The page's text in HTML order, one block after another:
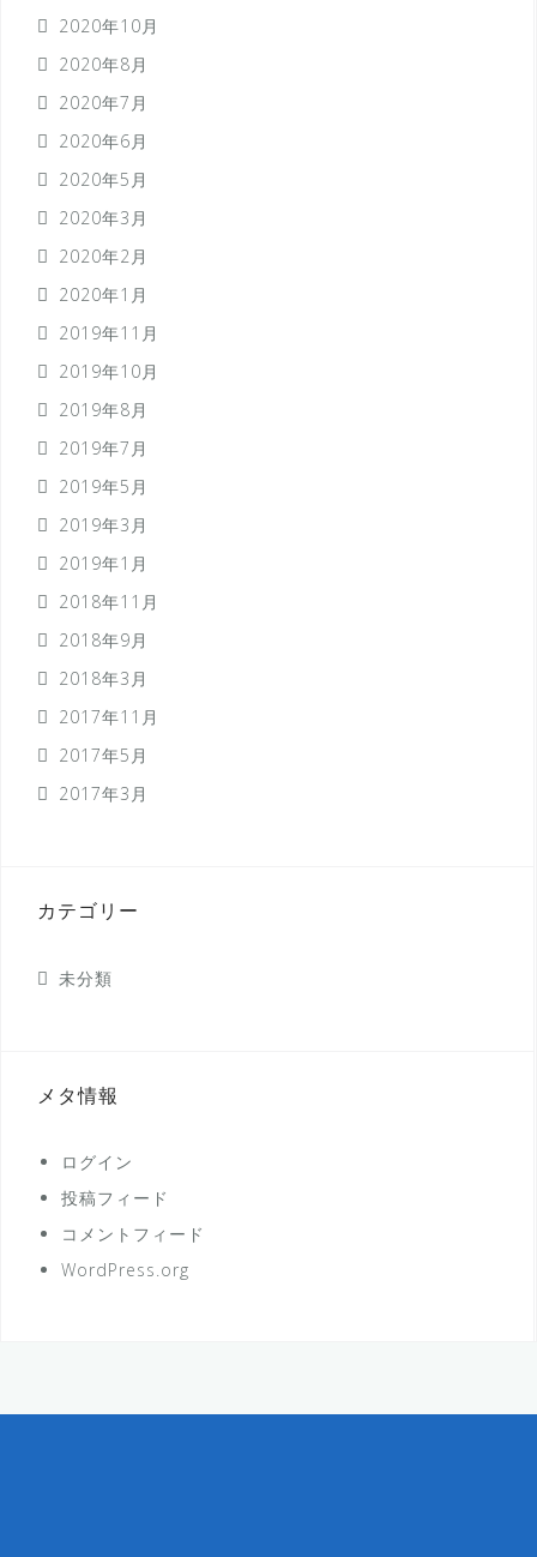
2020年10月
2020年8月
2020年7月
2020年6月
2020年5月
2020年3月
2020年2月
2020年1月
2019年11月
2019年10月
2019年8月
2019年7月
2019年5月
2019年3月
2019年1月
2018年11月
2018年9月
2018年3月
2017年11月
2017年5月
2017年3月
カテゴリー
未分類
メタ情報
ログイン
投稿フィード
コメントフィード
WordPress.org